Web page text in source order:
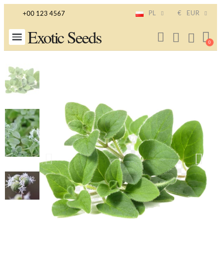
+00 123 4567 PL € EUR
Exotic Seeds